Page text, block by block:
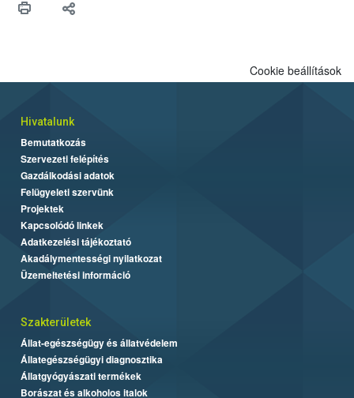
Cookie beállítások
Hivatalunk
Bemutatkozás
Szervezeti felépítés
Gazdálkodási adatok
Felügyeleti szervünk
Projektek
Kapcsolódó linkek
Adatkezelési tájékoztató
Akadálymentességi nyilatkozat
Üzemeltetési információ
Szakterületek
Állat-egészségügy és állatvédelem
Állategészségügyi diagnosztika
Állatgyógyászati termékek
Borászat és alkoholos italok